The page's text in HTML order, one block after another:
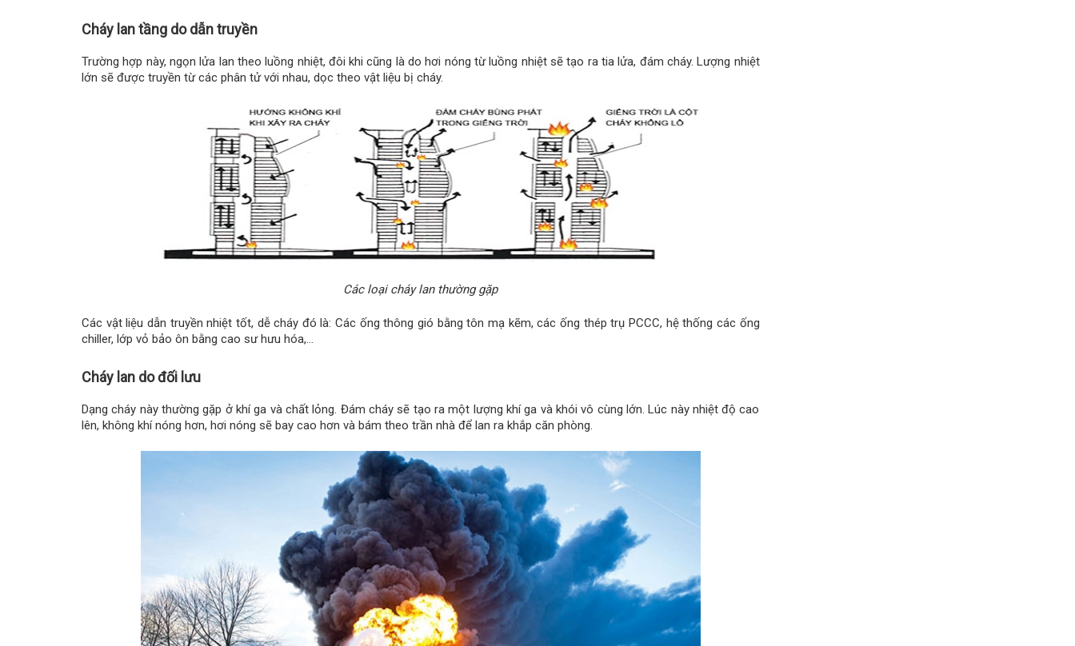
Cháy lan tầng do dẫn truyền
Trường hợp này, ngọn lửa lan theo luồng nhiệt, đôi khi cũng là do hơi nóng từ luồng nhiệt sẽ tạo ra tia lửa, đám cháy. Lượng nhiệt
lớn sẽ được truyền từ các phân tử với nhau, dọc theo vật liệu bị cháy.
Các loại cháy lan thường gặp
Các vật liệu dẫn truyền nhiệt tốt, dễ cháy đó là: Các ống thông gió bằng tôn mạ kẽm, các ống thép trụ PCCC, hệ thống các ống
chiller, lớp vỏ bảo ôn bằng cao sư hưu hóa,…
Cháy lan do đối lưu
Dạng cháy này thường gặp ở khí ga và chất lỏng. Đám cháy sẽ tạo ra một lượng khí ga và khói vô cùng lớn. Lúc này nhiệt độ cao
lên, không khí nóng hơn, hơi nóng sẽ bay cao hơn và bám theo trần nhà để lan ra khắp căn phòng.